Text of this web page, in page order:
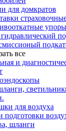
для домкратов
упоры
все
и
для воздуха
подготовки
шланги